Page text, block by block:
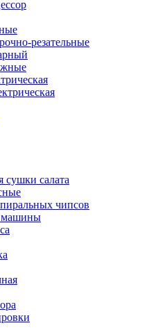
резательные
сушки салата
чипсов
машины